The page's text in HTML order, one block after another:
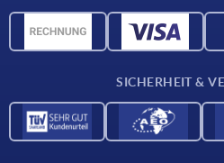
CAD-Daten
SICHERHEIT &